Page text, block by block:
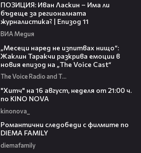
ПОЗИЦИЯ: Иван Ласкин – Има ли
бъдеще за регионалната
журналистика? | Епизод 11
ВИА Медия
„Месеци наред не изпитвах нищо“:
Жаклин Таракчи разкрива емоции в
новия епизод на „The Voice Cast“
The Voice Radio and TV Bulgaria
"Хитч" на 16 август, неделя от 21:00 ч.
по KINO NOVA
kinonova_
Романтични следобеди с филмите по
DIEMA FAMILY
diemafamily